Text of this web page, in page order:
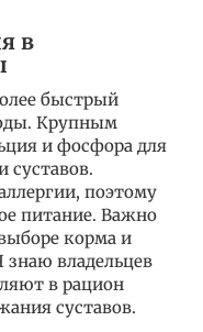
в
быстрый
Крупным
и фосфора для
суставов.
поэтому
питание. Важно
корма и
знаю владельцев
в рацион
суставов.